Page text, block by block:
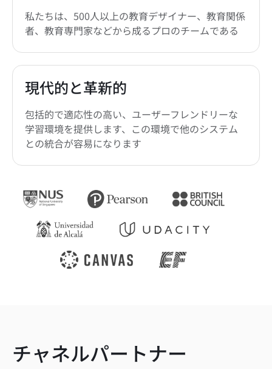
私たちは、500人以上の教育デザイナー、教育関係
者、教育専門家などから成るプロのチームである
現代的と革新的
包括的で適応性の高い、ユーザーフレンドリーな
学習環境を提供します、この環境で他のシステム
との統合が容易になります
チャネルパートナー